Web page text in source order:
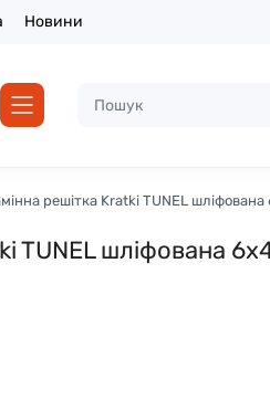
Новини
решітка Kratki TUNEL
TUNEL шліфована